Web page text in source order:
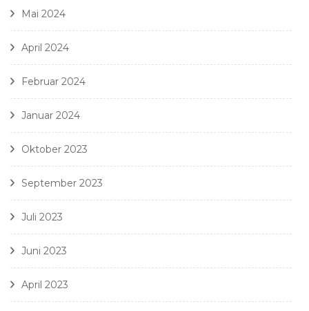
Mai 2024
April 2024
Februar 2024
Januar 2024
Oktober 2023
September 2023
Juli 2023
Juni 2023
April 2023